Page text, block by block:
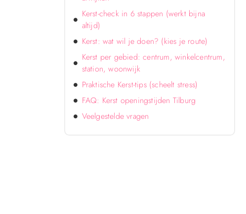
Kerst-check in 6 stappen (werkt bijna
altijd)
Kerst: wat wil je doen? (kies je route)
Kerst per gebied: centrum, winkelcentrum,
station, woonwijk
Praktische Kerst-tips (scheelt stress)
FAQ: Kerst openingstijden Tilburg
Veelgestelde vragen